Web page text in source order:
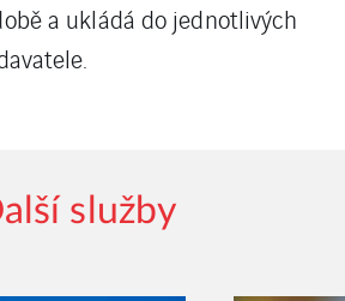
a ukládá do jednotlivých
služby